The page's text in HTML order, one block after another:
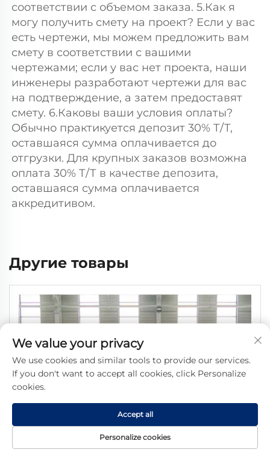
соответствии с объемом заказа. 5.Как я
могу получить смету на проект? Если у вас
есть чертежи, мы можем предложить вам
смету в соответствии с вашими
чертежами; если у вас нет проекта, наши
инженеры разработают чертежи для вас
на подтверждение, а затем предоставят
смету. 6.Каковы ваши условия оплаты?
Обычно практикуется депозит 30% Т/Т,
оставшаяся сумма оплачивается до
отгрузки. Для крупных заказов возможна
оплата 30% Т/Т в качестве депозита,
оставшаяся сумма оплачивается
аккредитивом.
Другие товары
We value your privacy
We use cookies and similar tools to provide our services.
If you don't want to accept all cookies, click Personalize
cookies.
Personalize cookies
Accept all